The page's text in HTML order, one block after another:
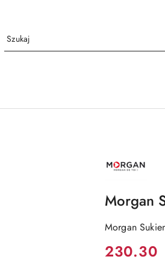
PRODUCENTA:
MORGAN
Morgan
Morgan
Cena:
230.30